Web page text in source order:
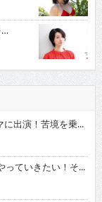
…
出演！苦境を乗...
っていきたい！そ...